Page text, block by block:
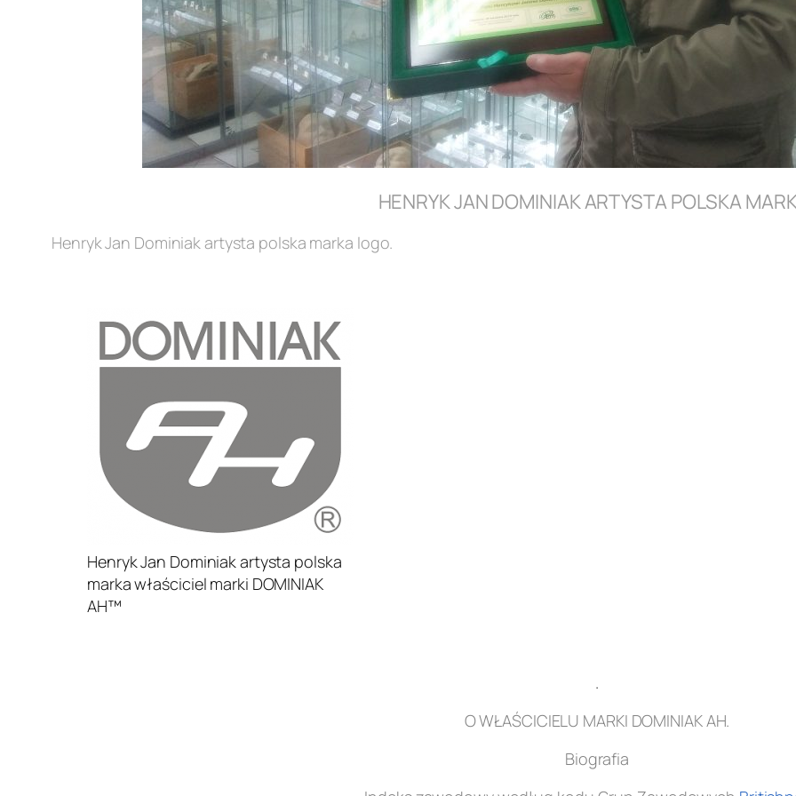
HENRYK JAN DOMINIAK ARTYSTA POLSKA
Henryk Jan Dominiak artysta polska marka logo.
Henryk Jan Dominiak artysta polska
marka właściciel marki DOMINIAK
AH™
.
O WŁAŚCICIELU MARKI DOMINIAK AH.
Biografia